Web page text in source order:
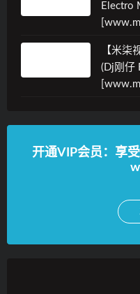
Electro
【米柒
(Dj刚仔
开通VIP会员：享